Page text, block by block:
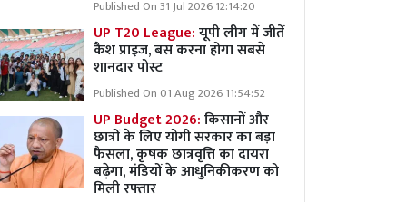
Published On 31 Jul 2026 12:14:20
UP T20 League:यूपी लीग में जीतें
कैश प्राइज, बस करना होगा सबसे
शानदार पोस्ट
Published On 01 Aug 2026 11:54:52
UP Budget 2026:किसानों और
छात्रों के लिए योगी सरकार का बड़ा
फैसला, कृषक छात्रवृत्ति का दायरा
बढ़ेगा, मंडियों के आधुनिकीकरण को
मिली रफ्तार